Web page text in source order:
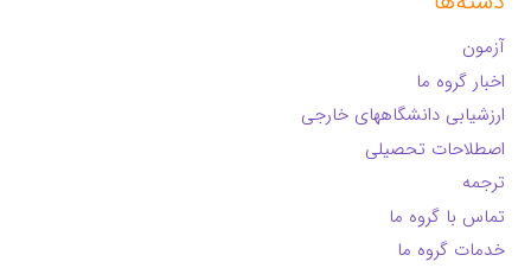
آزمون
اخبار گروه ما
ارزشیابی دانشگاههای خارجی
اصطلاحات تحصیلی
ترجمه
تماس با گروه ما
خدمات گروه ما